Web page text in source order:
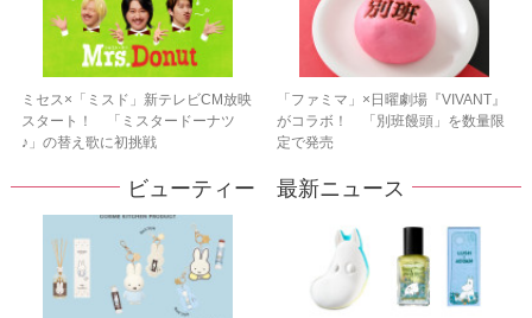
ミセス×「ミスド」新テレビCM放映
スタート！ 「ミスタードーナツ
♪」の替え歌に初挑戦
「ファミマ」×日曜劇場『VIVANT』
がコラボ！ 「別班饅頭」を数量限
定で発売
ビューティー 最新ニュース